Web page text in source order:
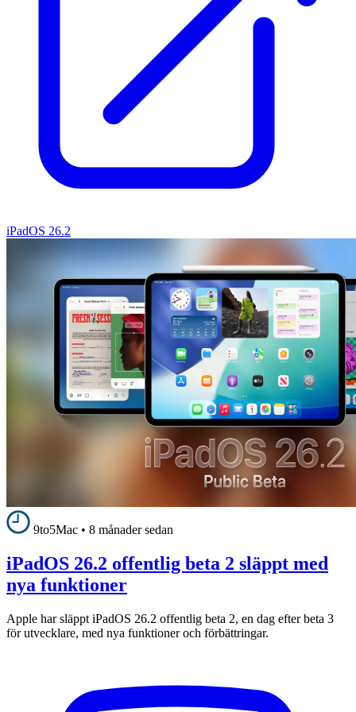
iPadOS 26.2
9to5Mac • 8 månader sedan
iPadOS 26.2 offentlig beta 2 släppt med
nya funktioner
Apple har släppt iPadOS 26.2 offentlig beta 2, en dag efter beta 3
för utvecklare, med nya funktioner och förbättringar.